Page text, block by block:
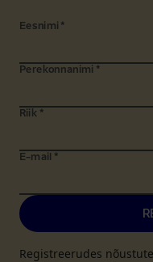
Eesnimi *
Perekonnanimi *
Riik *
E-mail *
Registreerudes